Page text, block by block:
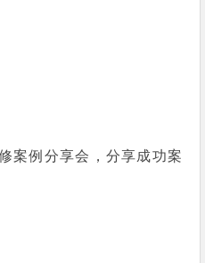
案例分享会，分享成功案